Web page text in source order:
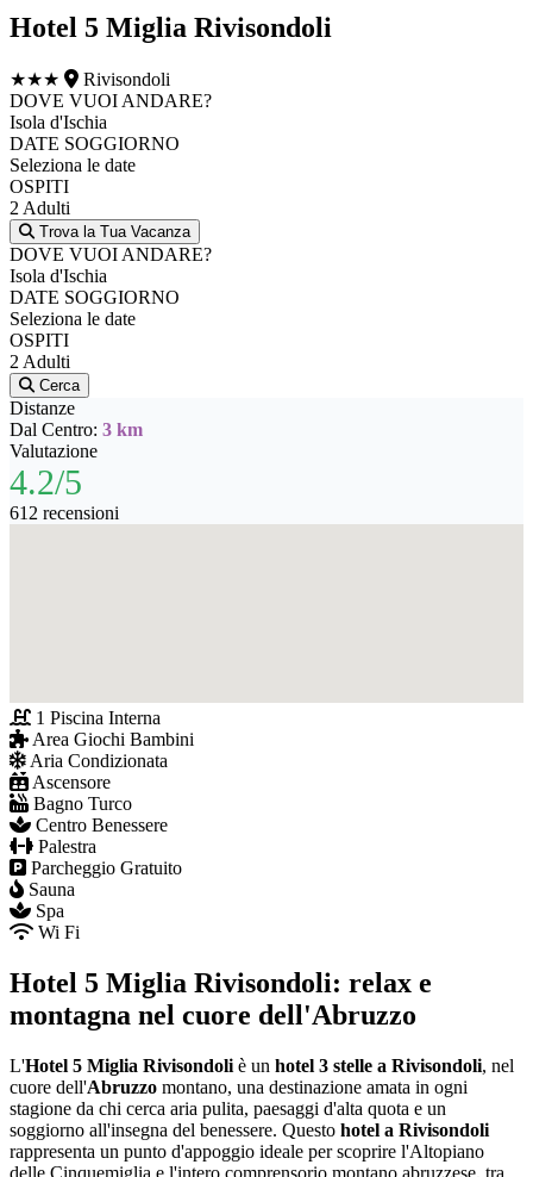
Hotel 5 Miglia Rivisondoli
★★★
Rivisondoli
DOVE VUOI ANDARE?
Isola d'Ischia
DATE SOGGIORNO
Seleziona le date
OSPITI
2 Adulti
Trova la Tua Vacanza
DOVE VUOI ANDARE?
Isola d'Ischia
DATE SOGGIORNO
Seleziona le date
OSPITI
2 Adulti
Cerca
Distanze
Dal Centro: 3 km
Valutazione
4.2/5
612 recensioni
1 Piscina Interna
Area Giochi Bambini
Aria Condizionata
Ascensore
Bagno Turco
Centro Benessere
Palestra
Parcheggio Gratuito
Sauna
Spa
Wi Fi
Hotel 5 Miglia Rivisondoli: relax e
montagna nel cuore dell'Abruzzo
L'Hotel 5 Miglia Rivisondoli è un hotel 3 stelle a Rivisondoli, nel
cuore dell'Abruzzo montano, una destinazione amata in ogni
stagione da chi cerca aria pulita, paesaggi d'alta quota e un
soggiorno all'insegna del benessere. Questo hotel a Rivisondoli
rappresenta un punto d'appoggio ideale per scoprire l'Altopiano
delle Cinquemiglia e l'intero comprensorio montano abruzzese, tra